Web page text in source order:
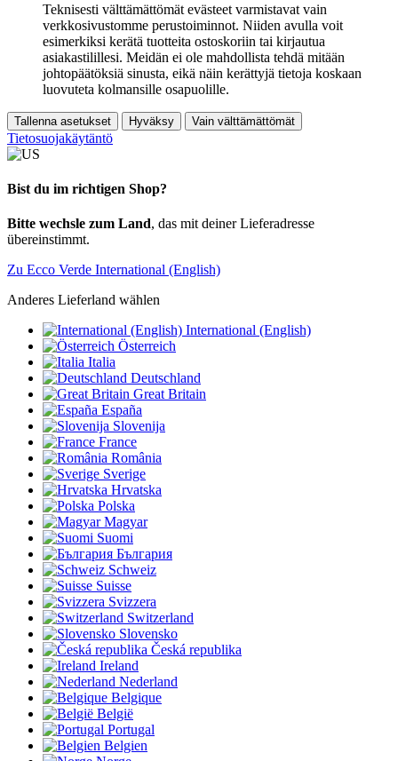
Teknisesti välttämättömät evästeet varmistavat vain
verkkosivustomme perustoiminnot. Niiden avulla voit
esimerkiksi kerätä tuotteita ostoskoriin tai kirjautua
asiakastilillesi. Meidän ei ole mahdollista tehdä mitään
johtopäätöksiä sinusta, eikä näin kerättyjä tietoja koskaan
luovuteta kolmansille osapuolille.
Tallenna asetukset Hyväksy Vain välttämättömät
Tietosuojakäytäntö
Bist du im richtigen Shop?
Bitte wechsle zum Land, das mit deiner Lieferadresse
übereinstimmt.
Zu Ecco Verde International (English)
Anderes Lieferland wählen
International (English)
Österreich
Italia
Deutschland
Great Britain
España
Slovenija
France
România
Sverige
Hrvatska
Polska
Magyar
Suomi
България
Schweiz
Suisse
Svizzera
Switzerland
Slovensko
Česká republika
Ireland
Nederland
Belgique
België
Portugal
Belgien